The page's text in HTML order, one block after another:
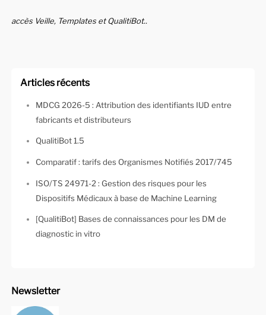
accès Veille, Templates et QualitiBot..
Articles récents
MDCG 2026-5 : Attribution des identifiants IUD entre
fabricants et distributeurs
QualitiBot 1.5
Comparatif : tarifs des Organismes Notifiés 2017/745
ISO/TS 24971-2 : Gestion des risques pour les
Dispositifs Médicaux à base de Machine Learning
[QualitiBot] Bases de connaissances pour les DM de
diagnostic in vitro
Newsletter